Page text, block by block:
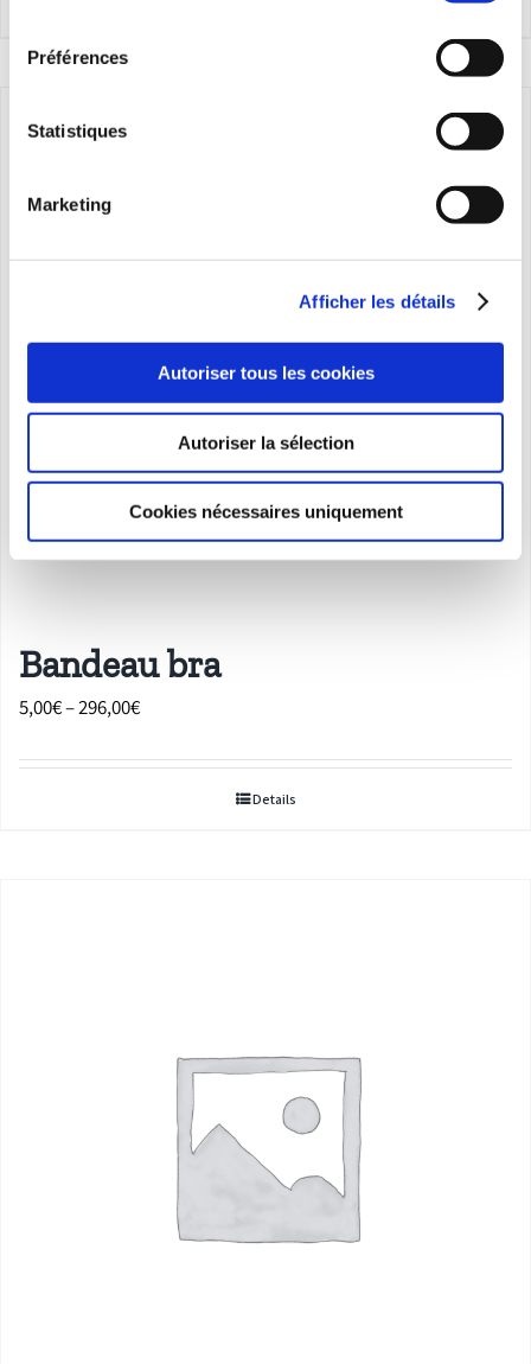
Préférences
Statistiques
Marketing
Afficher les détails
Autoriser tous les cookies
Autoriser la sélection
Cookies nécessaires uniquement
Bandeau bra
5,00€–296,00€Price
5,00€
Details